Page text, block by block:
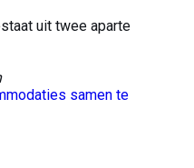
uit twee aparte
samen te